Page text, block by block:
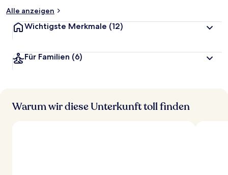
Alle anzeigen
Wichtigste Merkmale (12)
Für Familien (6)
Warum wir diese Unterkunft toll finden